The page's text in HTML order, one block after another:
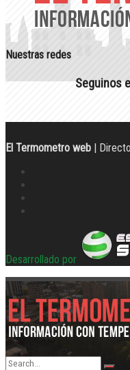
Nuestras redes
Seguinos
El Termometro web |
Desarrollado por